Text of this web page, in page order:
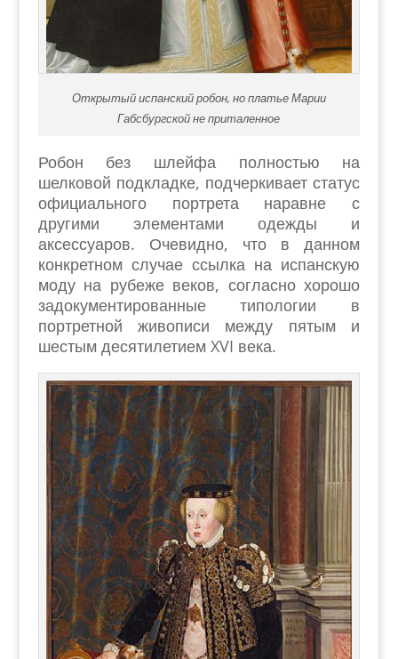
Открытый испанский робон, но платье Марии
Габсбургской не приталенное
Робон без шлейфа полностью на
шелковой подкладке, подчеркивает статус
официального портрета наравне с
другими элементами одежды и
аксессуаров. Очевидно, что в данном
конкретном случае ссылка на испанскую
моду на рубеже веков, согласно хорошо
задокументированные типологии в
портретной живописи между пятым и
шестым десятилетием XVI века.